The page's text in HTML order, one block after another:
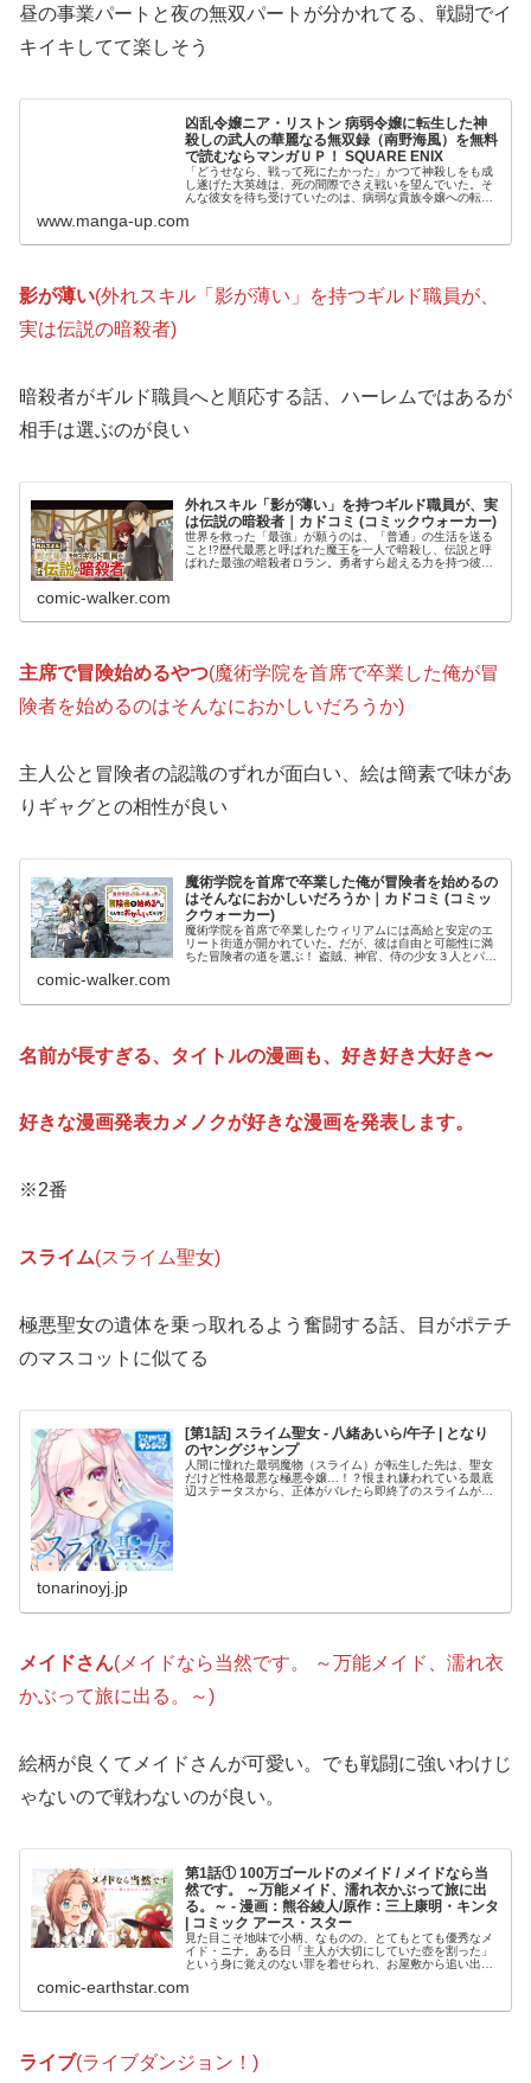
昼の事業パートと夜の無双パートが分かれてる、戦闘でイ
キイキしてて楽しそう
凶乱令嬢ニア・リストン 病弱令嬢に転生した神
殺しの武人の華麗なる無双録（南野海風）を無料
で読むならマンガＵＰ！ SQUARE ENIX
「どうせなら、戦って死にたかった」かつて神殺しをも成
し遂げた大英雄は、死の間際でさえ戦いを望んでいた。そ
んな彼女を待ち受けていたのは、病弱な貴族令嬢への転生
ンとなった彼女だったが、第二の人...
www.manga-up.com
影が薄い(外れスキル「影が薄い」を持つギルド職員が、
実は伝説の暗殺者)
暗殺者がギルド職員へと順応する話、ハーレムではあるが
相手は選ぶのが良い
外れスキル「影が薄い」を持つギルド職員が、実
は伝説の暗殺者｜カドコミ (コミックウォーカー)
世界を救った「最強」が願うのは、「普通」の生活を送る
こと!?歴代最悪と呼ばれた魔王を一人で暗殺し、伝説と呼
ばれた最強の暗殺者ロラン。勇者すら超える力を持つ彼が
comic-walker.com
主席で冒険始めるやつ(魔術学院を首席で卒業した俺が冒
険者を始めるのはそんなにおかしいだろうか)
主人公と冒険者の認識のずれが面白い、絵は簡素で味があ
りギャグとの相性が良い
魔術学院を首席で卒業した俺が冒険者を始めるの
はそんなにおかしいだろうか｜カドコミ (コミッ
クウォーカー)
魔術学院を首席で卒業したウィリアムには高給と安定のエ
リート街道が開かれていた。だが、彼は自由と可能性に満
ちた冒険者の道を選ぶ！ 盗賊、神官、侍の少女３人とパー
comic-walker.com
名前が長すぎる、タイトルの漫画も、好き好き大好き〜
好きな漫画発表カメノクが好きな漫画を発表します。
※2番
スライム(スライム聖女)
極悪聖女の遺体を乗っ取れるよう奮闘する話、目がポテチ
のマスコットに似てる
[第1話] スライム聖女 - 八緒あいら/午子 | となり
のヤングジャンプ
人間に憧れた最弱魔物（スライム）が転生した先は、聖女
だけど性格最悪な極悪令嬢…！？恨まれ嫌われている最底
辺ステータスから、正体がバレたら即終了のスライムが安
tonarinoyj.jp
メイドさん(メイドなら当然です。 ～万能メイド、濡れ衣
かぶって旅に出る。～)
絵柄が良くてメイドさんが可愛い。でも戦闘に強いわけじ
ゃないので戦わないのが良い。
第1話① 100万ゴールドのメイド / メイドなら当
然です。 ～万能メイド、濡れ衣かぶって旅に出
る。～ - 漫画：熊谷綾人/原作：三上康明・キンタ
| コミック アース・スター
見た目こそ地味で小柄、なものの、とてもとても優秀なメ
イド・ニナ。ある日「主人が大切にしていた壺を割った」
という身に覚えのない罪を着せられ、お屋敷から追い出さ
ることに。持ち前の知識とスキル...
comic-earthstar.com
ライブ(ライブダンジョン！)